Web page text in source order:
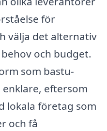
för
välja det alternativ
och budget.
som bastu-
eftersom
lokala företag som
och få